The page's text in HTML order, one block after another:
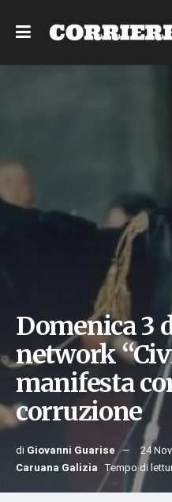
Domenica 3
network
manifesta
corruzione
di Giovanni Guarise 24
Caruana Galizia Tempo di